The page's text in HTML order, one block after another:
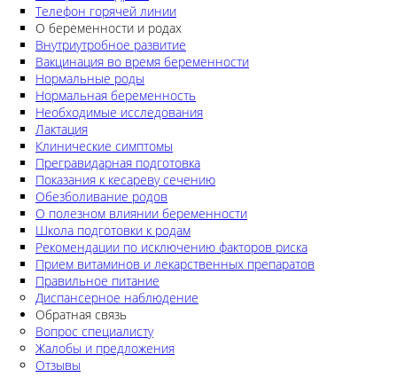
Телефон горячей линии
О беременности и родах
Внутриутробное развитие
Вакцинация во время беременности
Нормальные роды
Нормальная беременность
Необходимые исследования
Лактация
Клинические симптомы
Прегравидарная подготовка
Показания к кесареву сечению
Обезболивание родов
О полезном влиянии беременности
Школа подготовки к родам
Рекомендации по исключению факторов риска
Прием витаминов и лекарственных препаратов
Правильное питание
Диспансерное наблюдение
Обратная связь
Вопрос специалисту
Жалобы и предложения
Отзывы